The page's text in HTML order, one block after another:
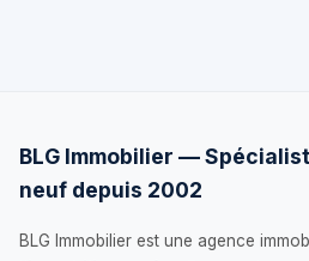
BLG Immobilier —
neuf depuis 2002
BLG Immobilier est une agence